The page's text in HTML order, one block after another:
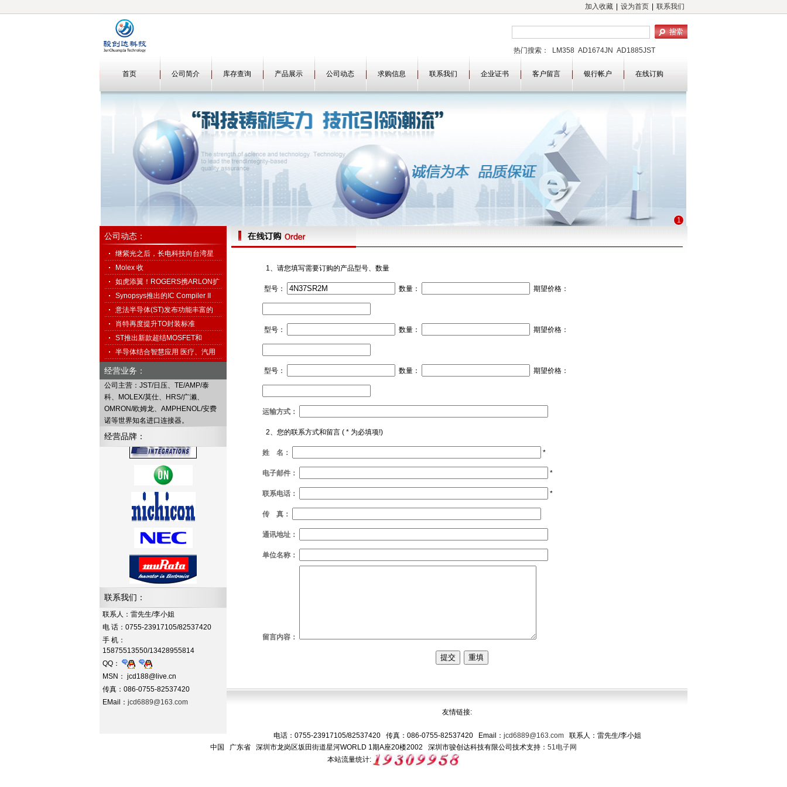
加入收藏 设为首页 联系我们
热门搜索： LM358 AD1674JN AD1885JST
AD5228BUJZ10
AD5228BUJZ10-RL7
AD620AR EPM7064SLC84-10
AT89C52-24PC
首页 公司简介 库存查询 产品展示 公司动态 求购信息 联系我们 企业证书 客户留言 银行帐户 在线订购
1
1、请您填写需要订购的产品型号、数量
型号： 数量： 期望价格：
型号： 数量： 期望价格：
型号： 数量： 期望价格：
运输方式：
2、您的联系方式和留言 ( * 为必填项!)
姓 名： *
电子邮件： *
联系电话： *
传 真：
通讯地址：
单位名称：
留言内容：
公司动态：
继紫光之后，长电科技向台湾星
科…Molex 收
购 Interconnect System…
如虎添翼！ROGERS携ARLON扩
展高频…
Synopsys推出的IC Compiler II
促…意法半导体(ST)发布功能丰富的
免…肖特再度提升TO封装标准
ST推出新款超结MOSFET和
1500V TO…
半导体结合智慧应用 医疗、汽用
搭…
经营业务：
公司主营：JST/日压、TE/AMP/泰
科、MOLEX/莫仕、HRS/广濑、
OMRON/欧姆龙、AMPHENOL/安费
诺等世界知名进口连接器。
经营品牌：
联系我们：
联系人：雷先生/李小姐
电 话：0755-23917105/82537420
手 机：
15875513550/13428955814
QQ：
MSN： jcd188@live.cn
传真：086-0755-82537420
EMail： jcd6889@163.com
友情链接:
电话：0755-23917105/82537420 传真：086-0755-82537420 Email： jcd6889@163.com联系人：雷先生/李小姐
中国 广东省 深圳市龙岗区坂田街道星河WORLD 1期A座20楼2002 深圳市骏创达科技有限公司 技术支持： 51电子网
本站流量统计: